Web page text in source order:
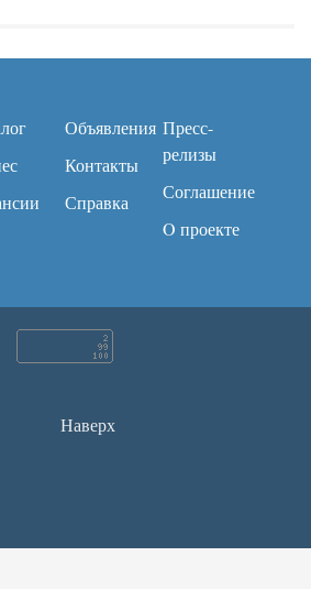
Объявления
Контакты
Справка
Пресс-
релизы
Соглашение
O проекте
Наверх